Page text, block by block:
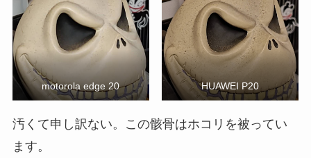
motorola edge 20 HUAWEI P20
汚くて申し訳ない。この骸骨はホコリを被ってい
ます。